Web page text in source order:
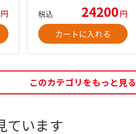
円
税込 24200円
カートに入れる
このカテゴリをもっと見る
ています